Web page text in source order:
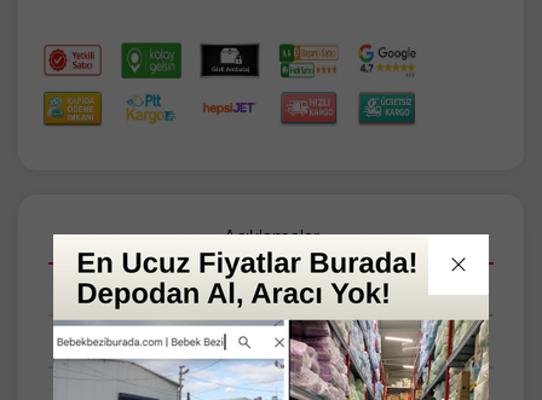
Açıklamalar
Taksit Seçenekleri
Tüm Yorumlar
Tüm Sorular